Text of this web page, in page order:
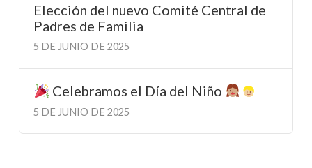
Elección del nuevo Comité Central de
Padres de Familia
5 DE JUNIO DE 2025
Celebramos el Día del Niño
5 DE JUNIO DE 2025